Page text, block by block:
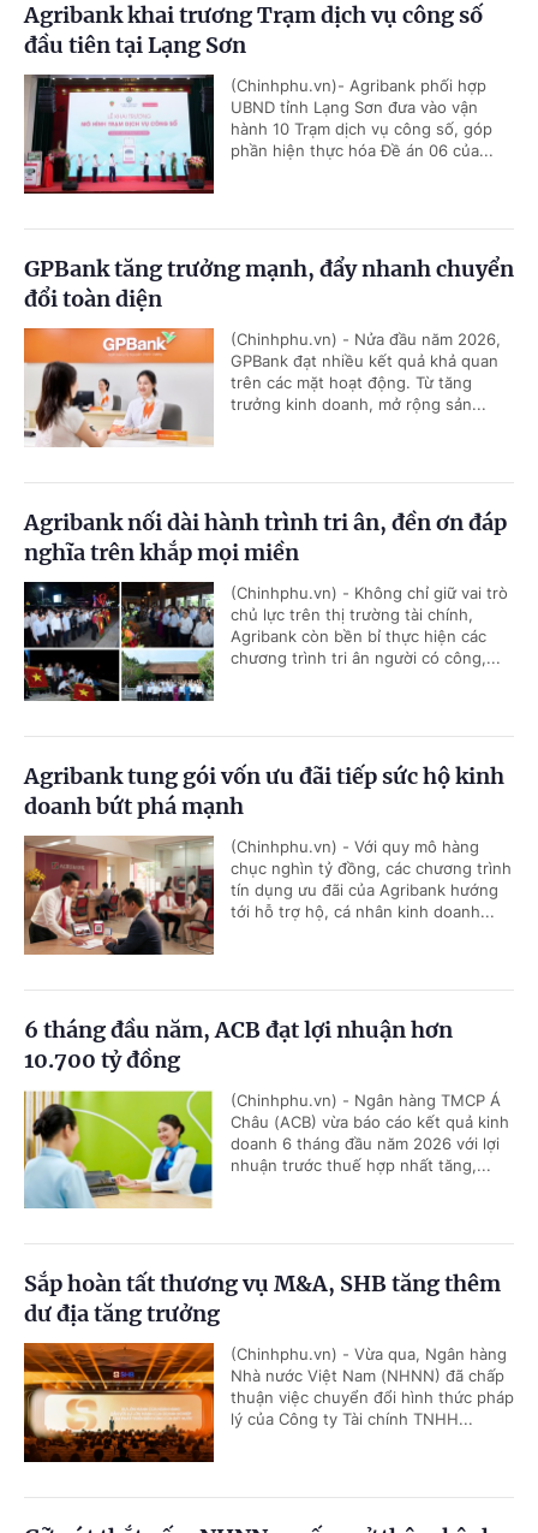
Agribank khai trương Trạm dịch vụ công số
đầu tiên tại Lạng Sơn
(Chinhphu.vn)- Agribank phối hợp
UBND tỉnh Lạng Sơn đưa vào vận
hành 10 Trạm dịch vụ công số, góp
phần hiện thực hóa Đề án 06 của...
GPBank tăng trưởng mạnh, đẩy nhanh chuyển
đổi toàn diện
(Chinhphu.vn) - Nửa đầu năm 2026,
GPBank đạt nhiều kết quả khả quan
trên các mặt hoạt động. Từ tăng
trưởng kinh doanh, mở rộng sản...
Agribank nối dài hành trình tri ân, đền ơn đáp
nghĩa trên khắp mọi miền
(Chinhphu.vn) - Không chỉ giữ vai trò
chủ lực trên thị trường tài chính,
Agribank còn bền bỉ thực hiện các
chương trình tri ân người có công,...
Agribank tung gói vốn ưu đãi tiếp sức hộ kinh
doanh bứt phá mạnh
(Chinhphu.vn) - Với quy mô hàng
chục nghìn tỷ đồng, các chương trình
tín dụng ưu đãi của Agribank hướng
tới hỗ trợ hộ, cá nhân kinh doanh...
6 tháng đầu năm, ACB đạt lợi nhuận hơn
10.700 tỷ đồng
(Chinhphu.vn) - Ngân hàng TMCP Á
Châu (ACB) vừa báo cáo kết quả kinh
doanh 6 tháng đầu năm 2026 với lợi
nhuận trước thuế hợp nhất tăng,...
Sắp hoàn tất thương vụ M&A, SHB tăng thêm
dư địa tăng trưởng
(Chinhphu.vn) - Vừa qua, Ngân hàng
Nhà nước Việt Nam (NHNN) đã chấp
thuận việc chuyển đổi hình thức pháp
lý của Công ty Tài chính TNHH...